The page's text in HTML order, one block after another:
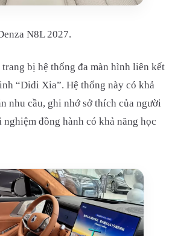
N8L 2027.
bị hệ thống đa màn hình liên kết
“Didi Xia”. Hệ thống này có khả
nhu cầu, ghi nhớ sở thích của người
đồng hành có khả năng học